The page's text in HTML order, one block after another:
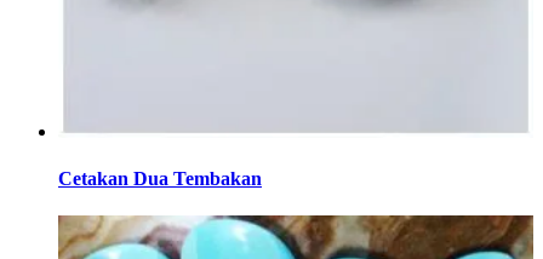
Cetakan Dua Tembakan